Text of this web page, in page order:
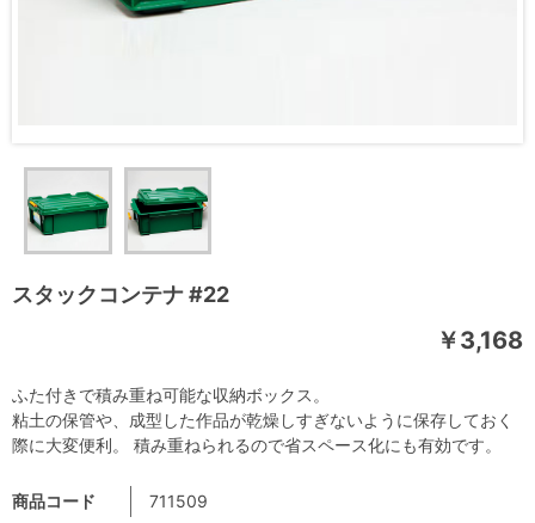
スタックコンテナ #22
￥3,168
商品コード 711509
ふた付きで積み重ね可能な収納ボックス。
粘土の保管や、成型した作品が乾燥しすぎないように保存しておく
際に大変便利。 積み重ねられるので省スペース化にも有効です。